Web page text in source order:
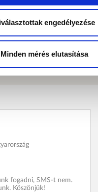
engedélyezése
Minden mérés elutasítása
fogadni, SMS-t nem.
Köszönjük!